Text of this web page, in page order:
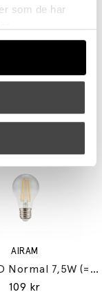
som de har
TALA
179 kr
AIRAM
Airam LED Normal 7,5W (=60W) E27
109 kr